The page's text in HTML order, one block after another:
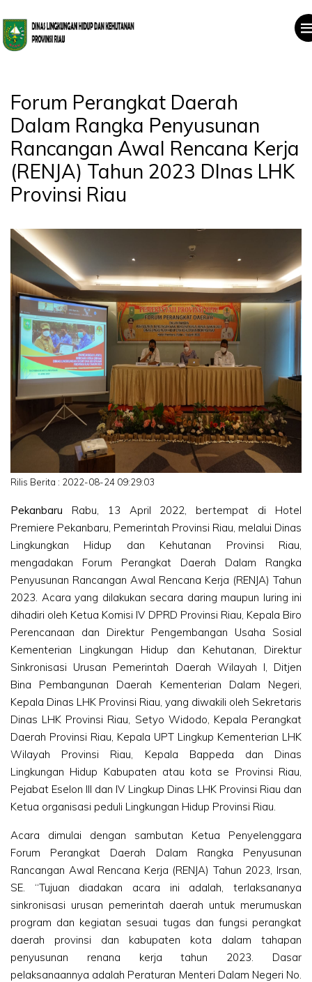
Forum Perangkat Daerah
Dalam Rangka Penyusunan
Rancangan Awal Rencana Kerja
(RENJA) Tahun 2023 DInas LHK
Provinsi Riau
Rilis Berita : 2022-08-24 09:29:03
Pekanbaru Rabu, 13 April 2022, bertempat di Hotel
Premiere Pekanbaru, Pemerintah Provinsi Riau, melalui Dinas
Lingkungkan Hidup dan Kehutanan Provinsi Riau,
mengadakan Forum Perangkat Daerah Dalam Rangka
Penyusunan Rancangan Awal Rencana Kerja (RENJA) Tahun
2023. Acara yang dilakukan secara daring maupun luring ini
dihadiri oleh Ketua Komisi IV DPRD Provinsi Riau, Kepala Biro
Perencanaan dan Direktur Pengembangan Usaha Sosial
Kementerian Lingkungan Hidup dan Kehutanan, Direktur
Sinkronisasi Urusan Pemerintah Daerah Wilayah I, Ditjen
Bina Pembangunan Daerah Kementerian Dalam Negeri,
Kepala Dinas LHK Provinsi Riau, yang diwakili oleh Sekretaris
Dinas LHK Provinsi Riau, Setyo Widodo, Kepala Perangkat
Daerah Provinsi Riau, Kepala UPT Lingkup Kementerian LHK
Wilayah Provinsi Riau, Kepala Bappeda dan Dinas
Lingkungan Hidup Kabupaten atau kota se Provinsi Riau,
Pejabat Eselon III dan IV Lingkup Dinas LHK Provinsi Riau dan
Ketua organisasi peduli Lingkungan Hidup Provinsi Riau.
Acara dimulai dengan sambutan Ketua Penyelenggara
Forum Perangkat Daerah Dalam Rangka Penyusunan
Rancangan Awal Rencana Kerja (RENJA) Tahun 2023, Irsan,
SE. “Tujuan diadakan acara ini adalah, terlaksananya
sinkronisasi urusan pemerintah daerah untuk merumuskan
program dan kegiatan sesuai tugas dan fungsi perangkat
daerah provinsi dan kabupaten kota dalam tahapan
penyusunan renana kerja tahun 2023. Dasar
pelaksanaannya adalah Peraturan Menteri Dalam Negeri No.